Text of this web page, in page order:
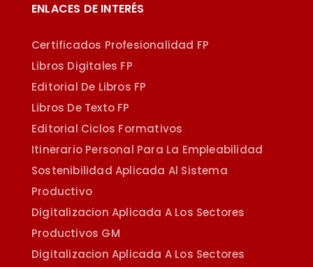
ENLACES DE INTERÉS
Certificados Profesionalidad FP
Libros Digitales FP
Editorial De Libros FP
Libros De Texto FP
Editorial Ciclos Formativos
Itinerario Personal Para La Empleabilidad
Sostenibilidad Aplicada Al Sistema
Productivo
Digitalizacion Aplicada A Los Sectores
Productivos GM
Digitalizacion Aplicada A Los Sectores